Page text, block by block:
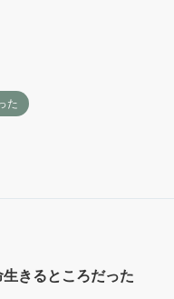
た
きるところだった